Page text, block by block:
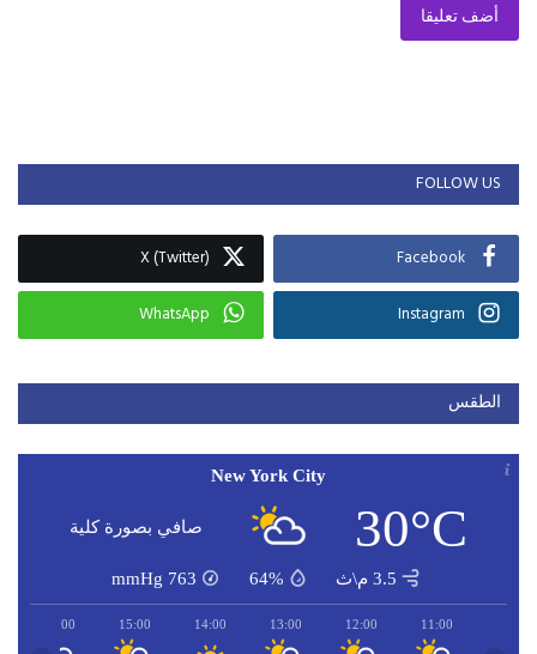
أضف تعليقا
FOLLOW US
Facebook
X (Twitter)
Instagram
WhatsApp
الطقس
New York City
30°C صافي بصورة كلية
3.5 م\ث 64%
763
mmHg
11:00
12:00
13:00
14:00
15:00
16:00